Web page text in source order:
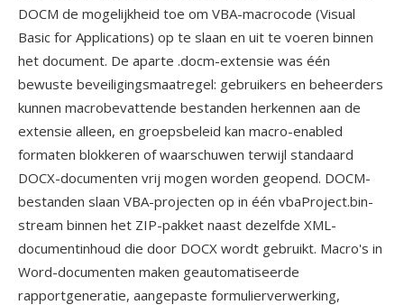
DOCM de mogelijkheid toe om VBA-macrocode (Visual
Basic for Applications) op te slaan en uit te voeren binnen
het document. De aparte .docm-extensie was één
bewuste beveiligingsmaatregel: gebruikers en beheerders
kunnen macrobevattende bestanden herkennen aan de
extensie alleen, en groepsbeleid kan macro-enabled
formaten blokkeren of waarschuwen terwijl standaard
DOCX-documenten vrij mogen worden geopend. DOCM-
bestanden slaan VBA-projecten op in één vbaProject.bin-
stream binnen het ZIP-pakket naast dezelfde XML-
documentinhoud die door DOCX wordt gebruikt. Macro's in
Word-documenten maken geautomatiseerde
rapportgeneratie, aangepaste formulierverwerking,